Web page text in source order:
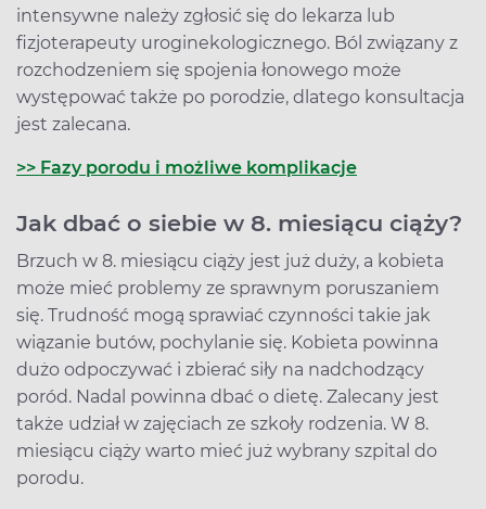
intensywne należy zgłosić się do lekarza lub
fizjoterapeuty uroginekologicznego. Ból związany z
rozchodzeniem się spojenia łonowego może
występować także po porodzie, dlatego konsultacja
jest zalecana.
>> Fazy porodu i możliwe komplikacje
Jak dbać o siebie w 8. miesiącu ciąży?
Brzuch w 8. miesiącu ciąży jest już duży, a kobieta
może mieć problemy ze sprawnym poruszaniem
się. Trudność mogą sprawiać czynności takie jak
wiązanie butów, pochylanie się. Kobieta powinna
dużo odpoczywać i zbierać siły na nadchodzący
poród. Nadal powinna dbać o dietę. Zalecany jest
także udział w zajęciach ze szkoły rodzenia. W 8.
miesiącu ciąży warto mieć już wybrany szpital do
porodu.